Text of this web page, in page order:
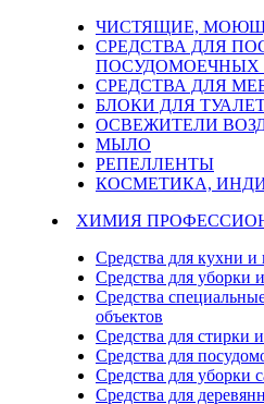
ЧИСТЯЩИЕ,
СРЕДСТВА ДЛЯ
СРЕДСТВА ДЛЯ
БЛОКИ ДЛЯ
ОСВЕЖИТЕЛИ
МЫЛО
РЕПЕЛЛЕНТЫ
КОСМЕТИКА,
ХИМИЯ
Средства для кухни
Средства для уборки
Средства
объектов
Средства для стирки
Средства для
Средства для уборки
Средства для